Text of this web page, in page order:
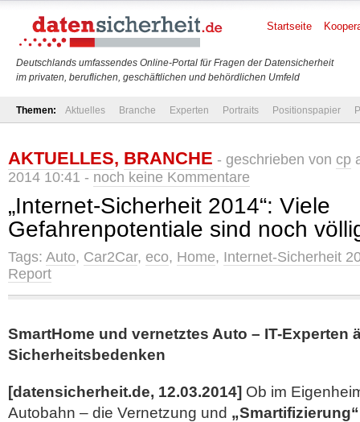
Deutschlands umfassendes Online-Portal für Fragen der Datensicherheit
im privaten, beruflichen, geschäftlichen und behördlichen Umfeld
Startseite
Themen: Aktuelles Branche Experten Portraits Positionspapier
AKTUELLES, BRANCHE - geschrieben von cp
2014 10:41 - noch keine Kommentare
„Internet-Sicherheit 2014“: Viele
Gefahrenpotentiale sind noch
Tags: Auto, Car2Car, eco, Home, Internet-Sicherheit
Report
SmartHome und vernetztes Auto – IT-Experten
Sicherheitsbedenken
[datensicherheit.de, 12.03.2014] Ob im
Autobahn – die Vernetzung und „Smartifizierung“